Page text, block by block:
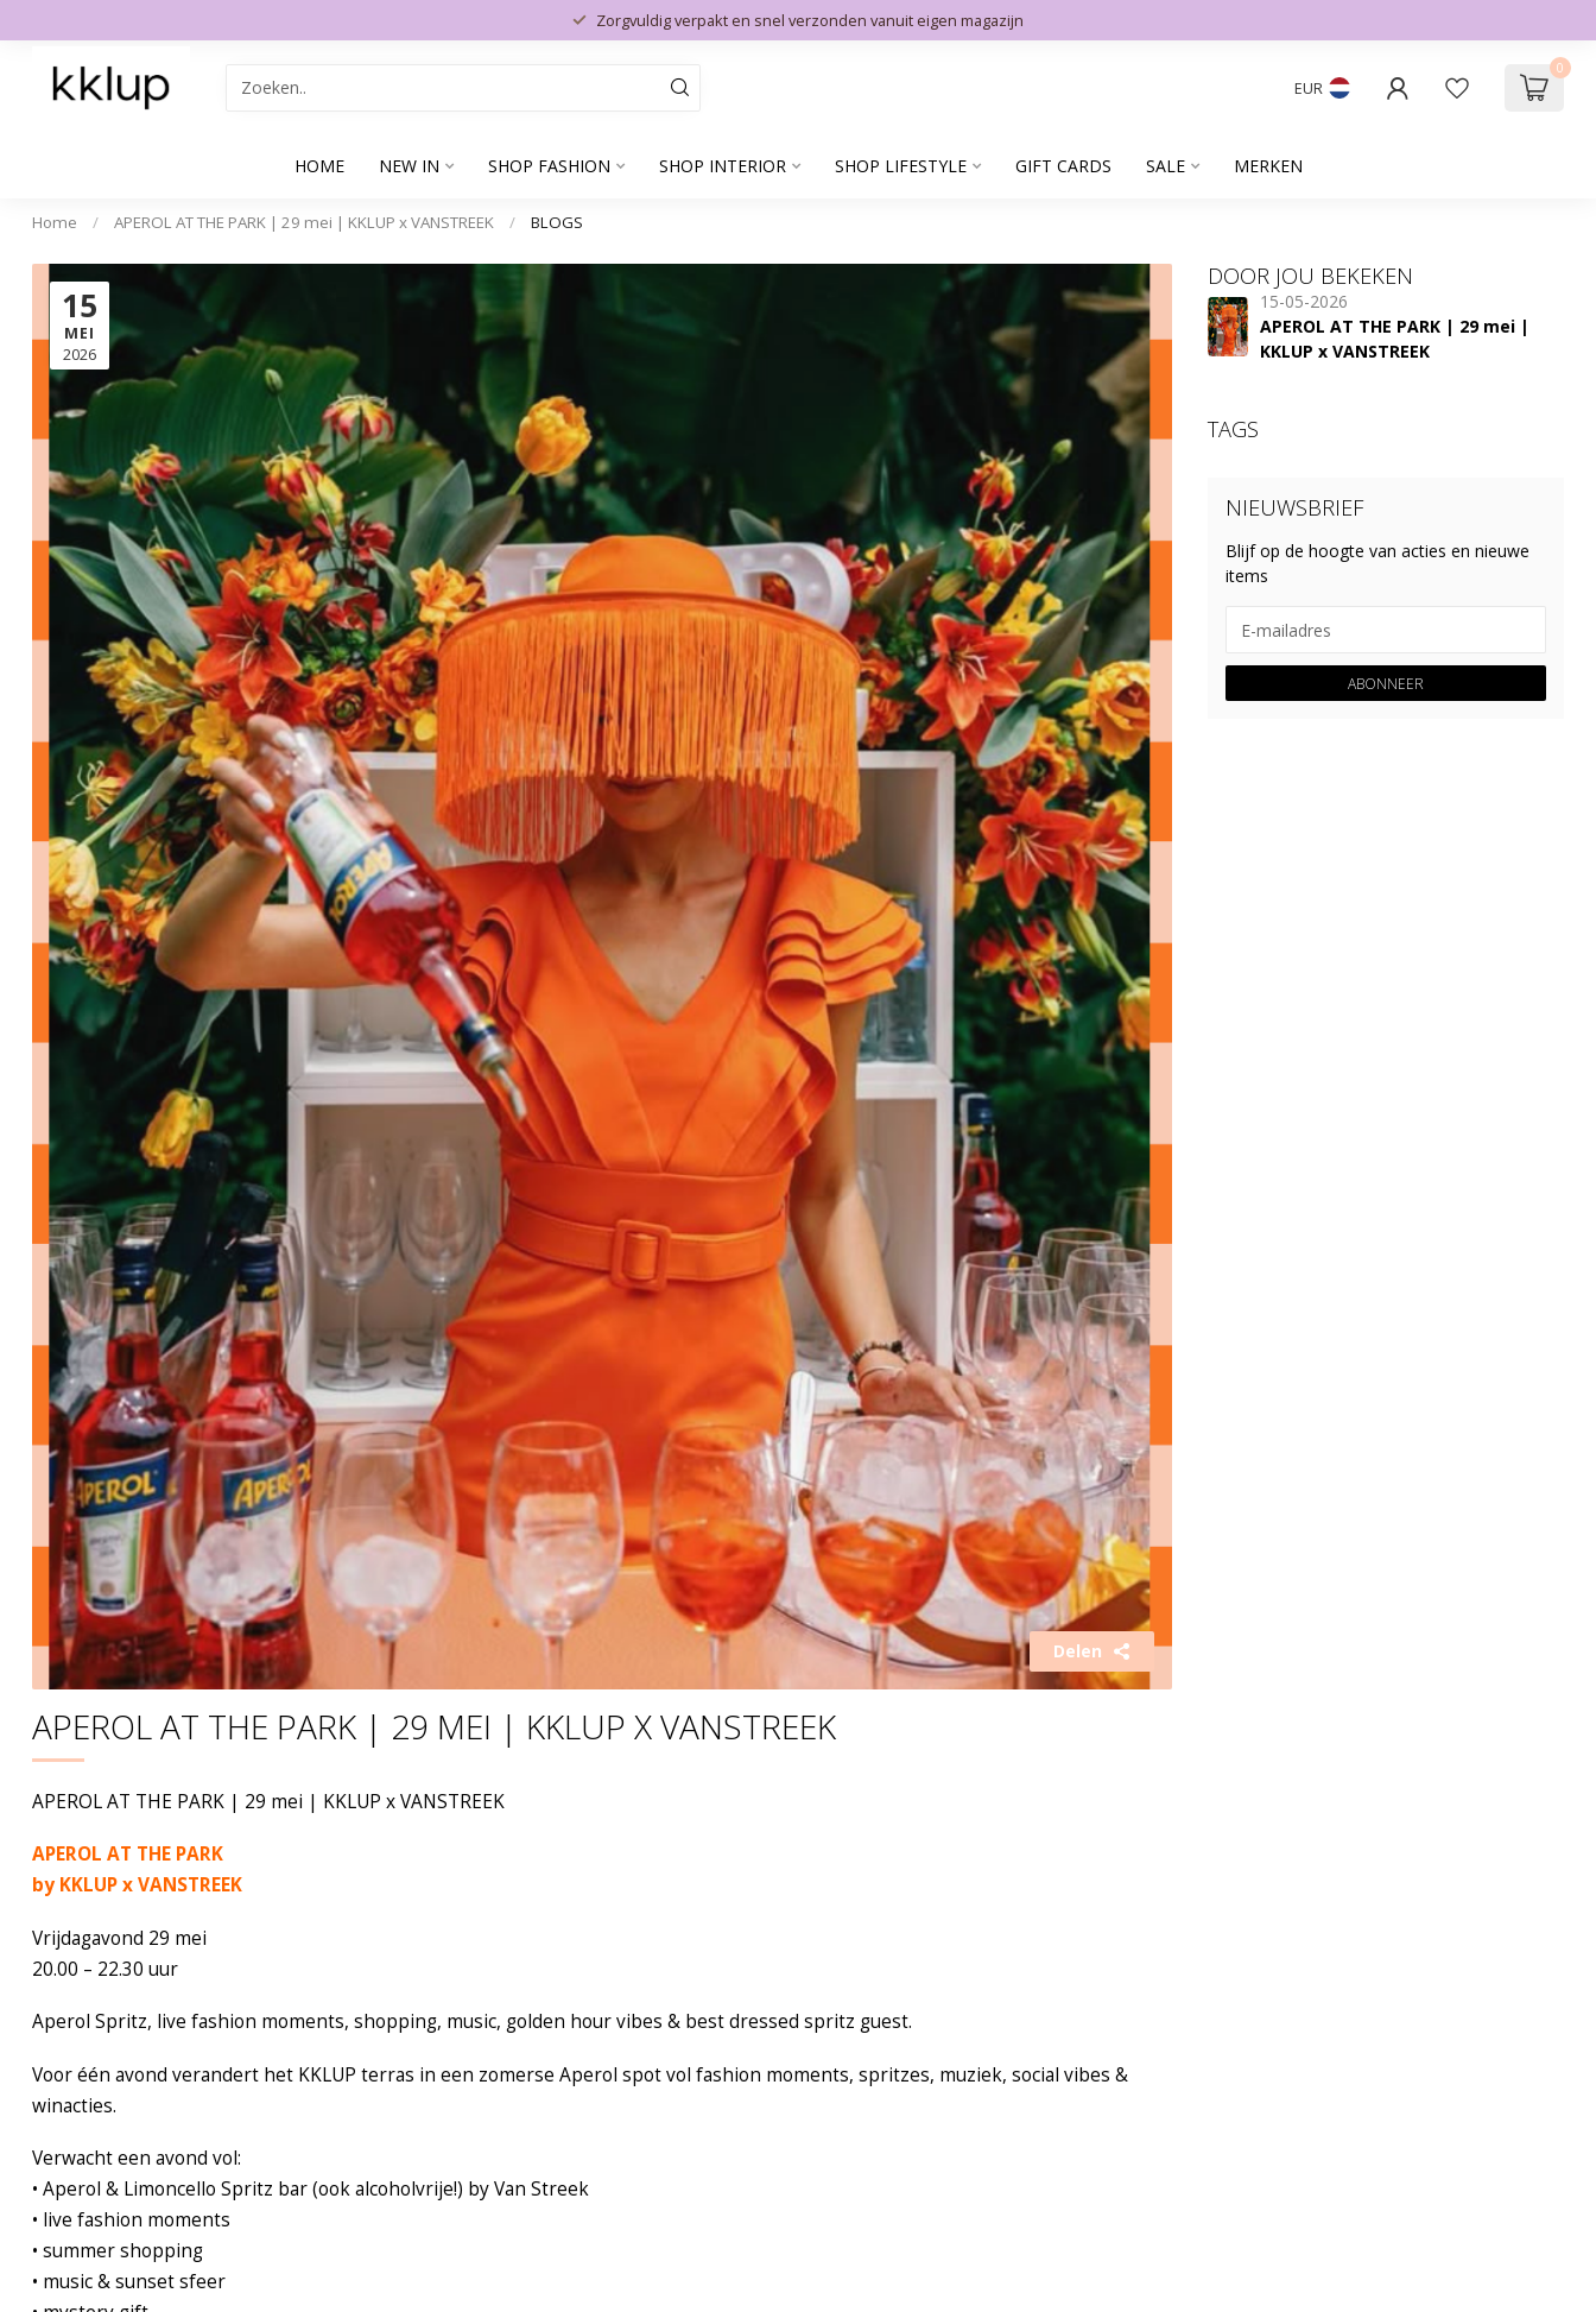
Zorgvuldig verpakt en snel verzonden vanuit eigen magazijn
EUR
0
HOME NEW IN SHOP FASHION SHOP INTERIOR SHOP LIFESTYLE GIFT CARDS SALE MERKEN
Home / APEROL AT THE PARK | 29 mei | KKLUP x VANSTREEK / BLOGS
15
MEI
2026
Delen
APEROL AT THE PARK | 29 MEI | KKLUP X VANSTREEK
APEROL AT THE PARK | 29 mei | KKLUP x VANSTREEK
APEROL AT THE PARK
by KKLUP x VANSTREEK
Vrijdagavond 29 mei
20.00 – 22.30 uur
Aperol Spritz, live fashion moments, shopping, music, golden hour vibes & best dressed spritz guest.
Voor één avond verandert het KKLUP terras in een zomerse Aperol spot vol fashion moments, spritzes, muziek, social vibes &
winacties.
Verwacht een avond vol:
• Aperol & Limoncello Spritz bar (ook alcoholvrije!) by Van Streek
• live fashion moments
• summer shopping
• music & sunset sfeer
DOOR JOU BEKEKEN
15-05-2026
APEROL AT THE PARK | 29 mei |
KKLUP x VANSTREEK
TAGS
NIEUWSBRIEF
Blijf op de hoogte van acties en nieuwe
items
ABONNEER